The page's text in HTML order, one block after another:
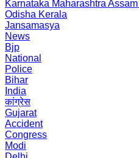
Karnataka Maharashtra Assam
Odisha Kerala
Jansamasya
News
Bjp
National
Police
Bihar
India
कांग्रेस
Gujarat
Accident
Congress
Modi